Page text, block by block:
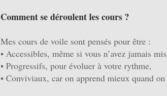
Comment se déroulent les cours ?
Mes cours de voile sont pensés pour être :
• Accessibles, même si vous n’avez jamais
• Progressifs, pour évoluer à votre rythme,
• Conviviaux, car on apprend mieux quand on